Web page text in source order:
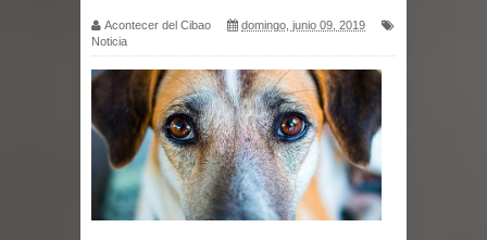
Acontecer del Cibao
domingo, junio 09, 2019
Noticia